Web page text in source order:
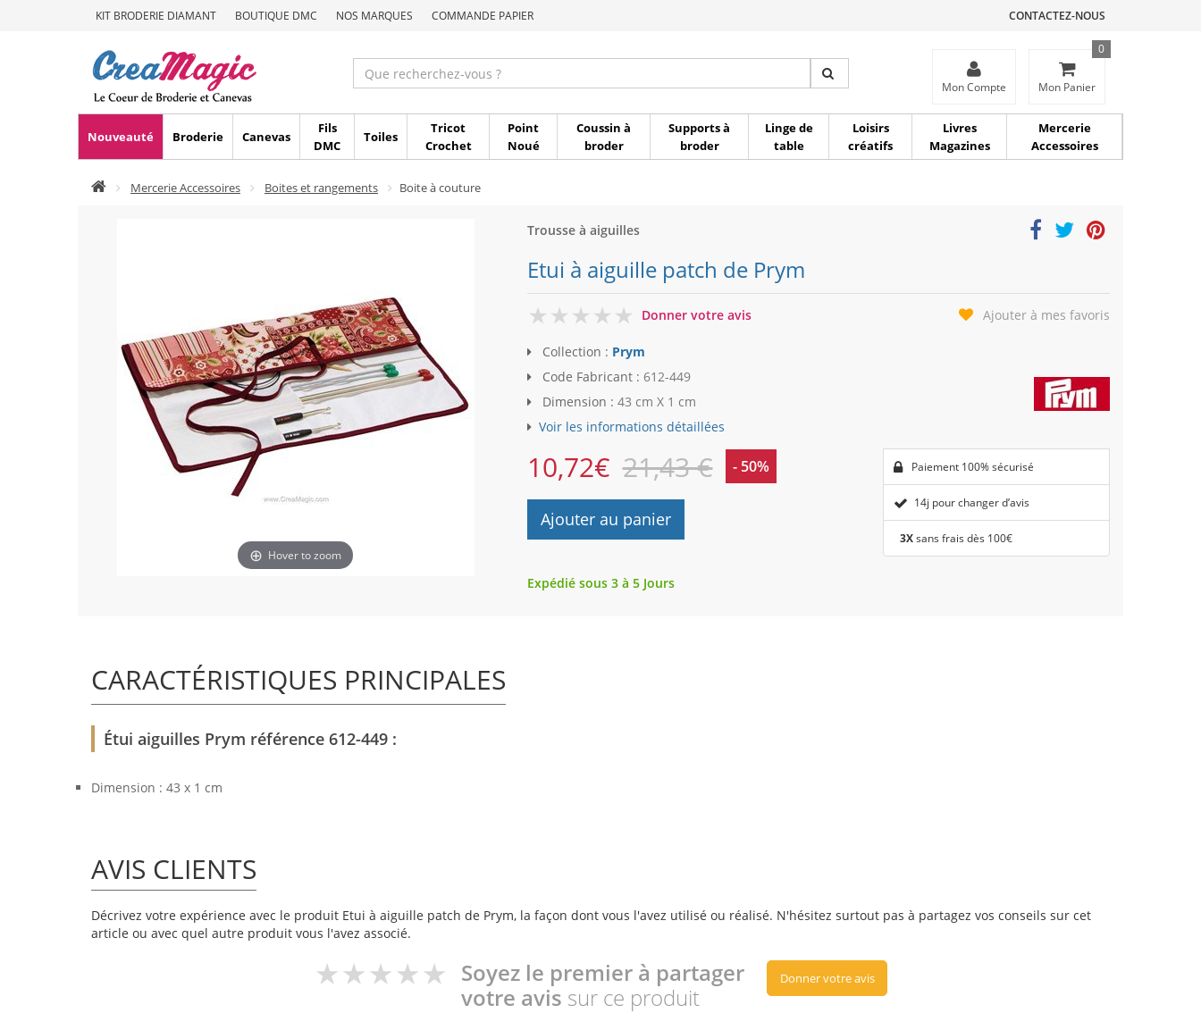
KIT BRODERIE DIAMANT BOUTIQUE DMC NOS MARQUES COMMANDE PAPIER CONTACTEZ-NOUS
Mon Compte Mon Panier
0
Nouveauté Broderie Canevas
Fils
DMC
Toiles
Tricot
Crochet
Point
Noué
Coussin à
broder
Supports à
broder
Linge de
table
Loisirs
créatifs
Livres
Magazines
Mercerie
Accessoires
Mercerie Accessoires Boites et rangements Boite à couture
Hover to zoom
Trousse à aiguilles
Etui à aiguille patch de Prym
0
Donner votre avis Ajouter à mes favoris
Collection : Prym
Code Fabricant : 612-449
Dimension : 43 cm X 1 cm
Voir les informations détaillées
10,72€ 21,43 € - 50%
Ajouter au panier
Paiement 100% sécurisé
14j pour changer d’avis
3Xsans frais dès 100€
Expédié sous 3 à 5 Jours
CARACTÉRISTIQUES PRINCIPALES
Étui aiguilles Prym référence 612-449 :
Dimension : 43 x 1 cm
AVIS CLIENTS
Décrivez votre expérience avec le produit Etui à aiguille patch de Prym, la façon dont vous l'avez utilisé ou réalisé. N'hésitez surtout pas à partagez vos conseils sur cet
article ou avec quel autre produit vous l'avez associé.
Soyez le premier à partager
votre avis sur ce produit
Donner votre avis